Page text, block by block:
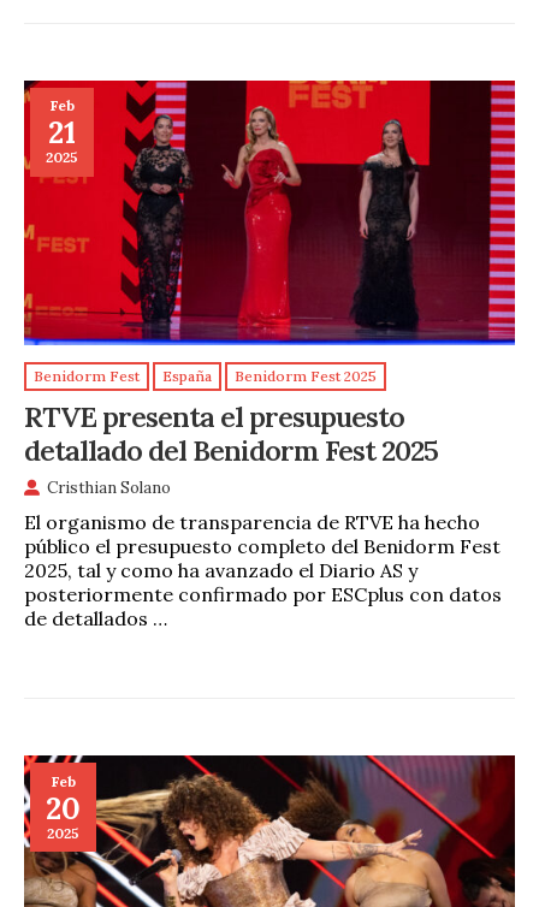
Feb
21
2025
Benidorm Fest España Benidorm Fest 2025
RTVE presenta el presupuesto
detallado del Benidorm Fest 2025
Cristhian Solano
El organismo de transparencia de RTVE ha hecho
público el presupuesto completo del Benidorm Fest
2025, tal y como ha avanzado el Diario AS y
posteriormente confirmado por ESCplus con datos
de detallados …
Feb
20
2025